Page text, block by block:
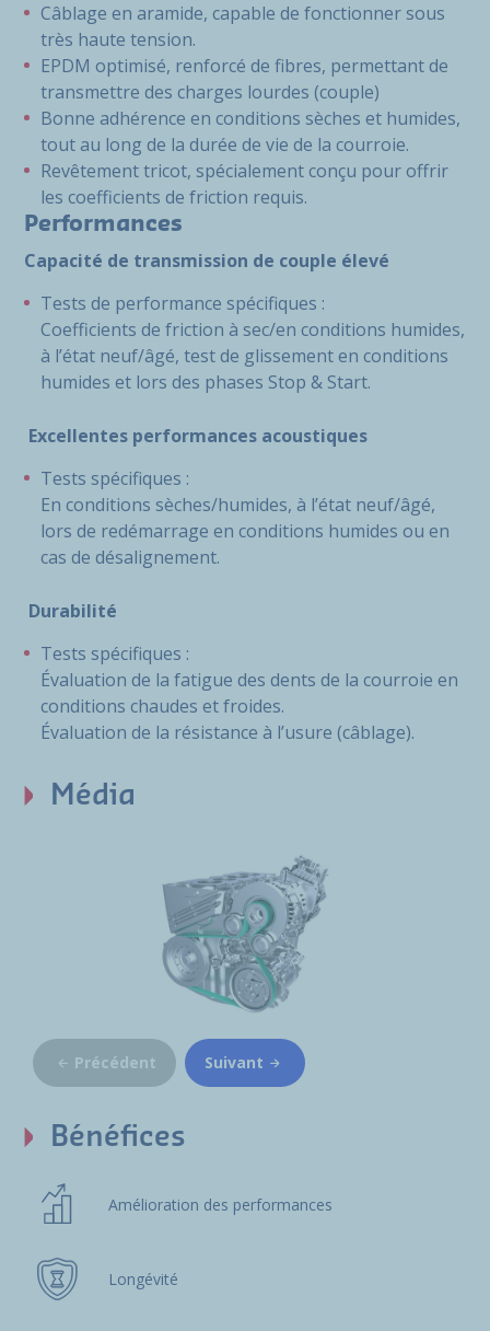
Câblage en aramide, capable de fonctionner sous
très haute tension.
EPDM optimisé, renforcé de fibres, permettant de
transmettre des charges lourdes (couple)
Bonne adhérence en conditions sèches et humides,
tout au long de la durée de vie de la courroie.
Revêtement tricot, spécialement conçu pour offrir
les coefficients de friction requis.
Performances
Capacité de transmission de couple élevé
Tests de performance spécifiques :
Coefficients de friction à sec/en conditions humides,
à l’état neuf/âgé, test de glissement en conditions
humides et lors des phases Stop & Start.
Excellentes performances acoustiques
Tests spécifiques :
En conditions sèches/humides, à l’état neuf/âgé,
lors de redémarrage en conditions humides ou en
cas de désalignement.
Durabilité
Tests spécifiques :
Évaluation de la fatigue des dents de la courroie en
conditions chaudes et froides.
Évaluation de la résistance à l’usure (câblage).
Média
Précédent Suivant
Bénéfices
Amélioration des performances
Longévité